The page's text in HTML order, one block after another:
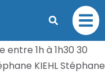
31 mai 2026
entre 1h à 1h30 30
KIEHL Stéphane